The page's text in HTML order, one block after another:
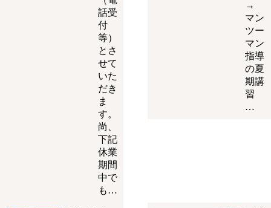
話受
付
等）
とさ
せて
いた
だき
ま
す。
尚、
下記
休業
期間
中で
も…
→
マン
ツー
マン
指導
の夏
期講
習
…